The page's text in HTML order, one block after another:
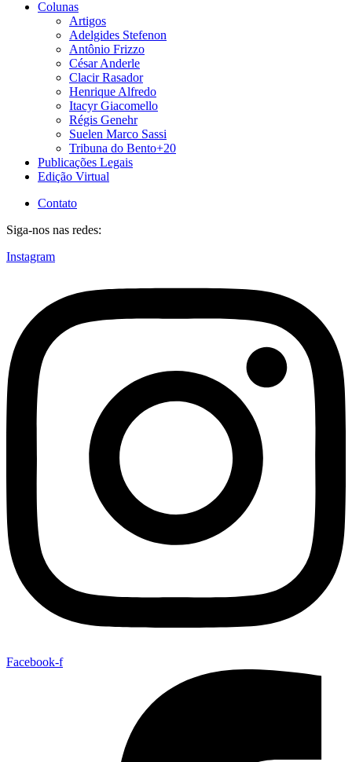
Colunas
Artigos
Adelgides Stefenon
Antônio Frizzo
César Anderle
Clacir Rasador
Henrique Alfredo
Itacyr Giacomello
Régis Genehr
Suelen Marco Sassi
Tribuna do Bento+20
Publicações Legais
Edição Virtual
Contato
Siga-nos nas redes:
Instagram
Facebook-f